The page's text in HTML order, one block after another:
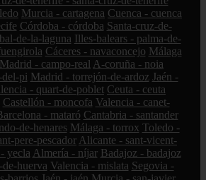
Murcia - cartagena Cuenca - cuenca
Córdoba - córdoba Santa-cruz-de-
de-la-laguna Illes-balears - palma-de-
Cáceres - navaconcejo Málaga
Madrid - campo-real A-coruña - noia
pi Madrid - torrejón-de-ardoz Jaén -
- quart-de-poblet Ceuta - ceuta
Castellón - moncofa Valencia - canet-
- mataró Cantabria - santander
de-henares Málaga - torrox Toledo -
pere-pescador Alicante - sant-vicent-
yecla Almería - níjar Badajoz - badajoz
huerva Valencia - mislata Segovia -